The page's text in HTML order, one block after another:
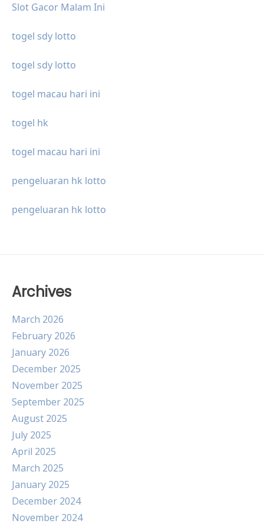
Slot Gacor Malam Ini
togel sdy lotto
togel sdy lotto
togel macau hari ini
togel hk
togel macau hari ini
pengeluaran hk lotto
pengeluaran hk lotto
Archives
March 2026
February 2026
January 2026
December 2025
November 2025
September 2025
August 2025
July 2025
April 2025
March 2025
January 2025
December 2024
November 2024